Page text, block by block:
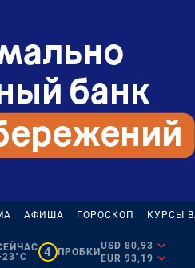
АФИША ГОРОСКОП КУРСЫ
4 ПРОБКИ
USD 80,93
EUR 93,19